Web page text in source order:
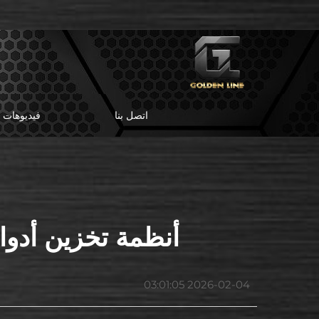
فيديوهات اتصل بنا
أنظمة تخزين
2026-02-04 03:01:05